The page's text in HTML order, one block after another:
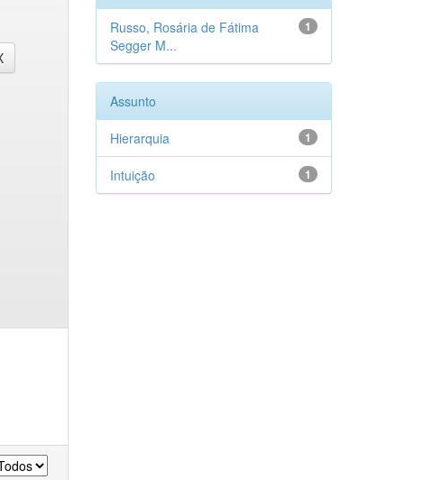
1
Russo, Rosária de Fátima
Segger M...
Assunto
1
Hierarquia
1
Intuição